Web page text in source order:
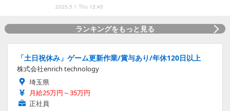
2025.5.1 Thu 12:45
ランキングをもっと見る
「土日祝休み」ゲーム更新作業/賞与あり/年休120日以上
株式会社enrich technology
埼玉県
月給25万円～35万円
正社員